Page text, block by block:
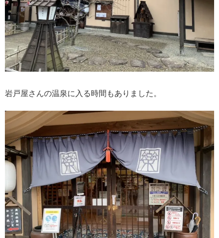
岩戸屋さんの温泉に入る時間もありました。